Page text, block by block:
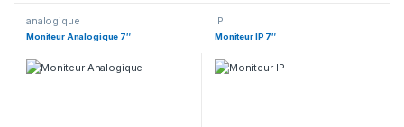
analogique
Moniteur Analogique 7″
IP
Moniteur IP 7″